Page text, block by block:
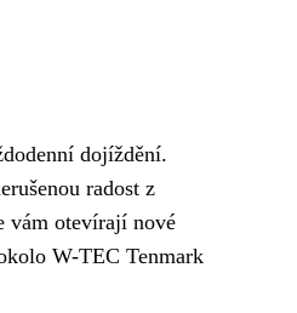
dojíždění.
radost z
vám otevírají nové
W-TEC Tenmark